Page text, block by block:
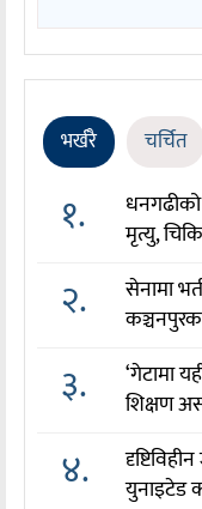
भर्खरै चर्चित
१.
मृत्यु,
२.
सेनामा
३.
‘गेटामा
शिक्षण
४.
युनाइटेड